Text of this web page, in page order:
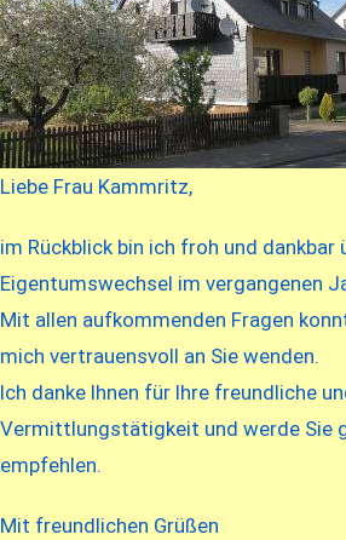
Liebe Frau Kammritz,
im Rückblick bin ich froh und dankbar
Eigentumswechsel im vergangenen
Mit allen aufkommenden Fragen
mich vertrauensvoll an Sie wenden.
Ich danke Ihnen für Ihre freundliche
Vermittlungstätigkeit und werde Sie
empfehlen.
Mit freundlichen Grüßen